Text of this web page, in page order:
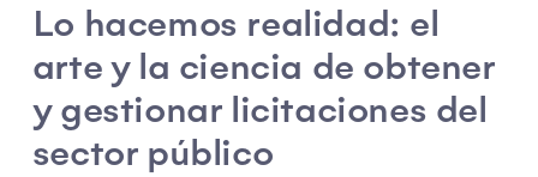
Lo hacemos realidad: el
arte y la ciencia de obtener
y gestionar licitaciones del
sector público